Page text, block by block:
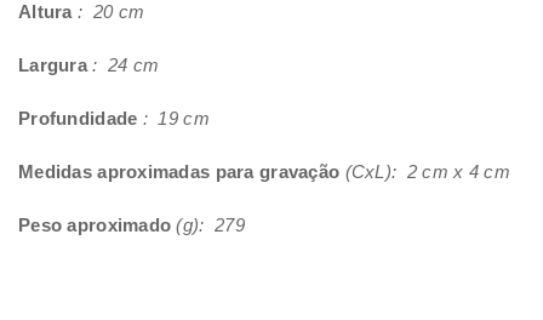
Altura : 20 cm
Largura: 24 cm
Profundidade : 19 cm
Medidas aproximadas para gravação (CxL): 2 cm x 4 cm
Peso aproximado (g): 279